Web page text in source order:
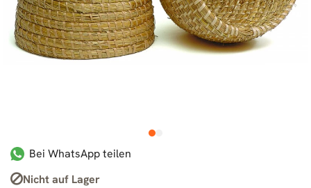
1
Bei WhatsApp teilen
Nicht auf Lager